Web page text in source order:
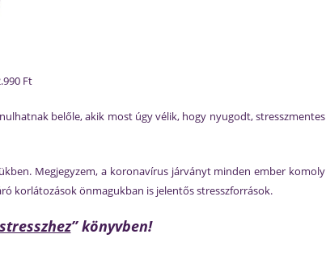
Ft
belőle, akik most úgy vélik, hogy nyugodt, stresszmentes
Megjegyzem, a koronavírus járványt minden ember komoly
korlátozások önmagukban is jelentős stresszforrások.
”könyvben!